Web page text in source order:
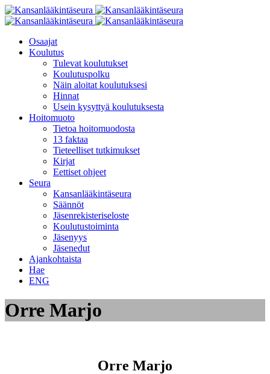
Osaajat
Koulutus
Tulevat koulutukset
Koulutuspolku
Näin aloitat koulutuksesi
Hinnat
Usein kysyttyä koulutuksesta
Hoitomuoto
Tietoa hoitomuodosta
13 faktaa
Tieteelliset tutkimukset
Kirjat
Eettiset ohjeet
Seura
Kansanlääkintäseura
Säännöt
Jäsenrekisteriseloste
Koulutustoiminta
Jäsenyys
Jäsenedut
Ajankohtaista
Hae
ENG
Orre Marjo
Orre Marjo